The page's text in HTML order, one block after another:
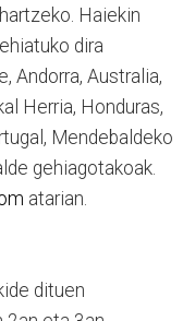
Haiekin
dira
Andorra, Australia,
Herria, Honduras,
Mendebaldeko
gehiagotakoak.
atarian.
dituen